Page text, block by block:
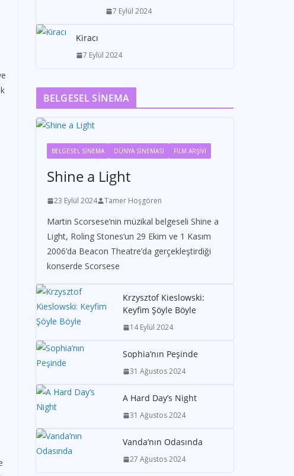
7 Eylül 2024
Kiracı
7 Eylül 2024
BELGESEL SİNEMA
BELGESEL SİNEMA DÜNYA SİNEMASI FİLM ARŞİVİ
Shine a Light
23 Eylül 2024 Tamer Hoşgören
Martin Scorsese‘nin müzikal belgeseli Shine a
Light, Roling Stones‘un 29 Ekim ve 1 Kasım
2006’da Beacon Theatre’da gerçekleştirdiği
konserde Scorsese
Krzysztof Kieslowski:
Keyfim Şöyle Böyle
14 Eylül 2024
Sophia’nın Peşinde
31 Ağustos 2024
A Hard Day’s Night
31 Ağustos 2024
Vanda’nın Odasında
27 Ağustos 2024